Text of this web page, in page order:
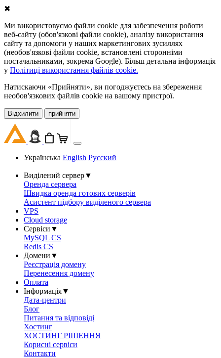
✖
Ми використовуємо файли cookie для забезпечення роботи
веб-сайту (обов'язкові файли cookie), аналізу використання
сайту та допомоги у наших маркетингових зусиллях
(необов'язкові файли cookie, встановлені сторонніми
постачальниками, зокрема Google). Більш детальна інформація
у Політиці використання файлів cookie.
Натискаючи «Прийняти», ви погоджуєтесь на збереження
необов'язкових файлів cookie на вашому пристрої.
Відхилити прийняти
Українська English Русский
Виділений сервер▼
Оренда сервера
Швидка оренда готових серверів
Асистент підбору виділеного сервера
VPS
Cloud storage
Сервіси ▼
MySQL CS
Redis CS
Домени ▼
Реєстрація домену
Перенесення домену
Оплата
Інформація▼
Дата-центри
Блог
Питання та відповіді
Хостинг
ХОСТИНГ РІШЕННЯ
Корисні сервіси
Контакти